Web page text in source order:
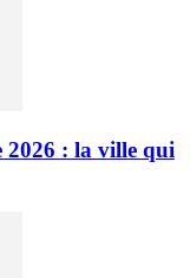
2026 : la ville qui